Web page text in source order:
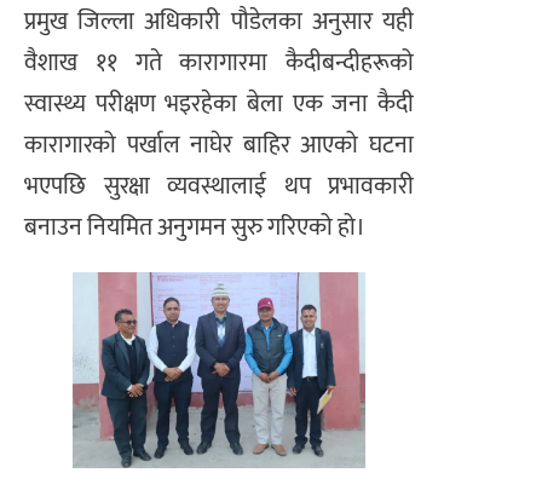
प्रमुख जिल्ला अधिकारी पौडेलका अनुसार यही
वैशाख ११ गते कारागारमा कैदीबन्दीहरूको
स्वास्थ्य परीक्षण भइरहेका बेला एक जना कैदी
कारागारको पर्खाल नाघेर बाहिर आएको घटना
भएपछि सुरक्षा व्यवस्थालाई थप प्रभावकारी
बनाउन नियमित अनुगमन सुरु गरिएको हो।